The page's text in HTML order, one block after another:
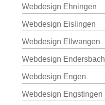
Webdesign Ehningen
Webdesign Eislingen
Webdesign Ellwangen
Webdesign Endersbach
Webdesign Engen
Webdesign Engstingen